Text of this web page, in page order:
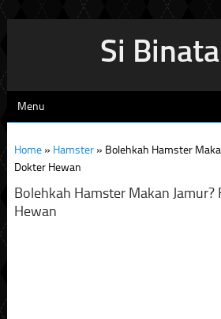
Si
Menu
Home» Hamster» Bolehkah Hamster
Dokter Hewan
Bolehkah Hamster Makan
Hewan